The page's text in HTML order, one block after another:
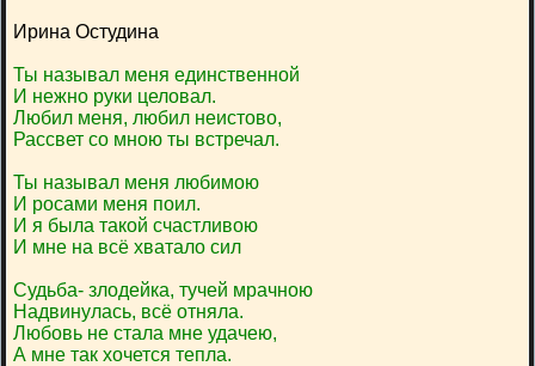
Ирина Остудина
Ты называл меня единственной
И нежно руки целовал.
Любил меня, любил неистово,
Рассвет со мною ты встречал.
Ты называл меня любимою
И росами меня поил.
И я была такой счастливою
И мне на всё хватало сил
Судьба- злодейка, тучей мрачною
Надвинулась, всё отняла.
Любовь не стала мне удачею,
А мне так хочется тепла.